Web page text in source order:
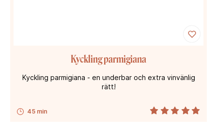
45 min
Kyckling parmigiana
Kyckling parmigiana - en underbar och extra vinvänlig
rätt!